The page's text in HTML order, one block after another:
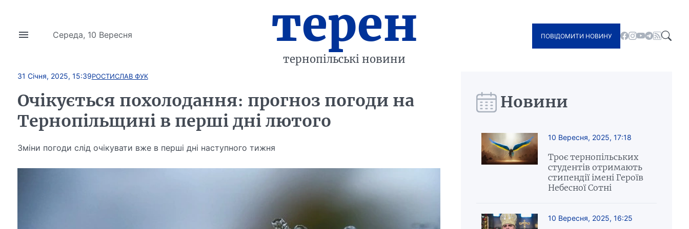
Середа, 10 Вересня терен
тернопільські новини
ПОВІДОМИТИ НОВИНУ
31 Січня, 2025, 15:39РОСТИСЛАВ ФУК
Очікується похолодання: прогноз погоди на
Тернопільщині в перші дні лютого
Зміни погоди слід очікувати вже в перші дні наступного тижня
Новини
10 Вересня, 2025, 17:18
Троє тернопільських
студентів отримають
стипендії імені Героїв
Небесної Сотні
10 Вересня, 2025, 16:25